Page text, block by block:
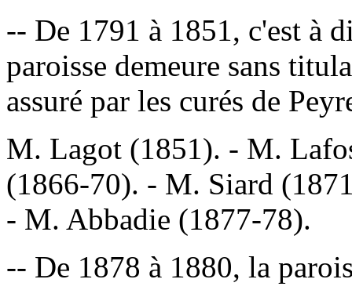
-- De 1791 à 1851, c'est à
paroisse demeure sans
assuré par les curés de
M. Lagot (1851). - M.
(1866-70). - M. Siard
- M. Abbadie (1877-78).
-- De 1878 à 1880, la